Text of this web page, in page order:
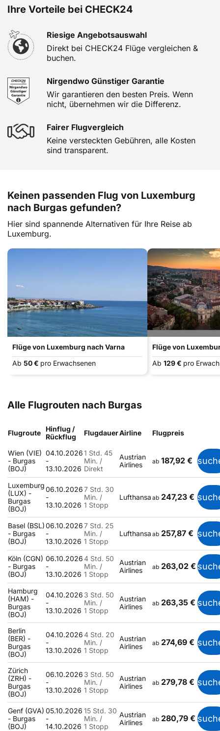
Ihre Vorteile bei CHECK24
Riesige Angebotsauswahl
Direkt bei CHECK24 Flüge vergleichen &
buchen.
Nirgendwo Günstiger Garantie
Wir garantieren den besten Preis. Wenn
nicht, übernehmen wir die Differenz.
Fairer Flugvergleich
Keine versteckten Gebühren, alle Kosten
sind transparent.
Keinen passenden Flug von Luxemburg
nach Burgas gefunden?
Hier sind spannende Alternativen für Ihre Reise ab
Luxemburg.
Flüge von Luxemburg nach Varna
Ab 50 € pro Erwachsenen
Flüge von
Ab 129 € pro
Alle Flugrouten nach Burgas
Flugroute
Hinflug /
Rückflug
FlugdauerAirline Flugpreis
Wien (VIE)
- Burgas
(BOJ)
04.10.2026
-
13.10.2026
1 Std. 45
Min. /
Direkt
Austrian
Airlines
ab 187,92 €
Luxemburg
(LUX) -
Burgas
(BOJ)
06.10.2026
-
13.10.2026
7 Std. 30
Min. /
1 Stopp
Lufthansa ab 247,23 €
Basel (BSL)
- Burgas
(BOJ)
06.10.2026
-
13.10.2026
7 Std. 25
Min. /
1 Stopp
Lufthansa ab 257,87 €
Köln (CGN)
- Burgas
(BOJ)
06.10.2026
-
13.10.2026
4 Std. 50
Min. /
1 Stopp
Austrian
Airlines
ab 263,02 €
Hamburg
(HAM) -
Burgas
(BOJ)
04.10.2026
-
13.10.2026
3 Std. 50
Min. /
1 Stopp
Austrian
Airlines
ab 263,35 €
Berlin
(BER) -
Burgas
(BOJ)
04.10.2026
-
13.10.2026
4 Std. 20
Min. /
1 Stopp
Austrian
Airlines
ab 274,69 €
Zürich
(ZRH) -
Burgas
(BOJ)
06.10.2026
-
13.10.2026
3 Std. 50
Min. /
1 Stopp
Austrian
Airlines
ab 279,78 €
Genf (GVA)
- Burgas
(BOJ)
05.10.2026
-
14.10.2026
15 Std. 30
Min. /
1 Stopp
Austrian
Airlines
ab 280,79 €